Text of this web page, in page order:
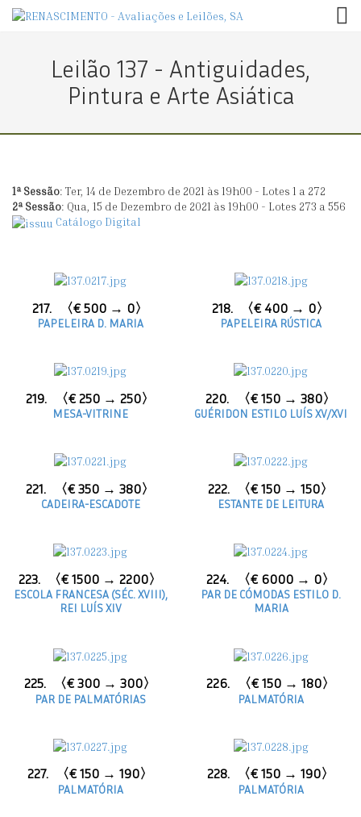
Leilão 137 - Antiguidades,
Pintura e Arte Asiática
1ª Sessão: Ter, 14 de Dezembro de 2021 às 19h00 - Lotes 1 a 272
2ª Sessão: Qua, 15 de Dezembro de 2021 às 19h00 - Lotes 273 a 556
Catálogo Digital
217. 〈€ 500 → 0〉
PAPELEIRA D. MARIA
218. 〈€ 400 → 0〉
PAPELEIRA RÚSTICA
219. 〈€ 250 → 250〉
MESA-VITRINE
220. 〈€ 150 → 380〉
GUÉRIDON ESTILO LUÍS XV/XVI
221. 〈€ 350 → 380〉
CADEIRA-ESCADOTE
222. 〈€ 150 → 150〉
ESTANTE DE LEITURA
223. 〈€ 1500 → 2200〉
ESCOLA FRANCESA (SÉC. XVIII),
REI LUÍS XIV
224. 〈€ 6000 → 0〉
PAR DE CÓMODAS ESTILO D.
MARIA
225. 〈€ 300 → 300〉
PAR DE PALMATÓRIAS
226. 〈€ 150 → 180〉
PALMATÓRIA
227. 〈€ 150 → 190〉
PALMATÓRIA
228. 〈€ 150 → 190〉
PALMATÓRIA